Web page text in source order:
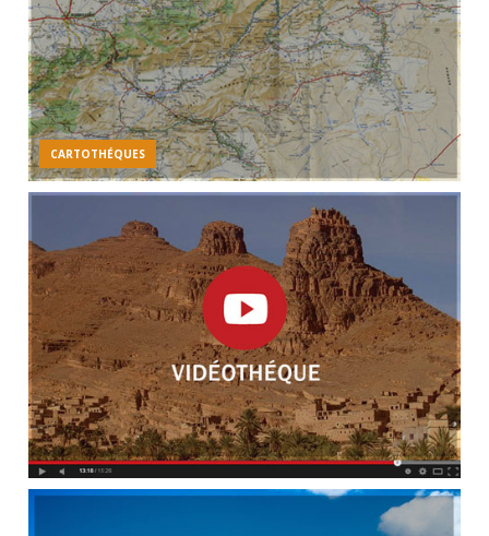
CARTOTHÉQUES